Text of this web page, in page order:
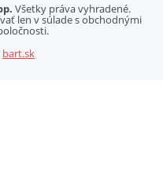
Všetky práva vyhradené.
len v súlade s obchodnými
bart.sk